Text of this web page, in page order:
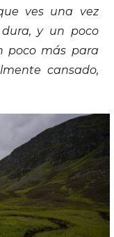
ves una vez
y un poco
poco más para
cansado,